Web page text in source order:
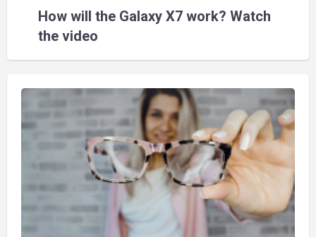
How will the Galaxy X7 work? Watch
the video